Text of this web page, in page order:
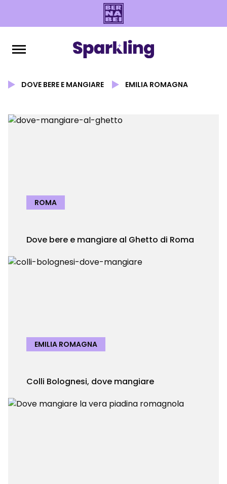
DOVE BERE E MANGIARE EMILIA ROMAGNA
ROMA
Dove bere e mangiare al Ghetto di Roma
EMILIA ROMAGNA
Colli Bolognesi, dove mangiare